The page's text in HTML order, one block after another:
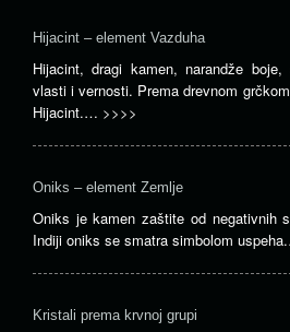
Hijacint – element Vazduha
Hijacint, dragi kamen, narandže
vlasti i vernosti. Prema drevnom
Hijacint.… >>>>
Oniks – element Zemlje
Oniks je kamen zaštite od negativnih
Indiji oniks se smatra simbolom
Kristali prema krvnoj grupi